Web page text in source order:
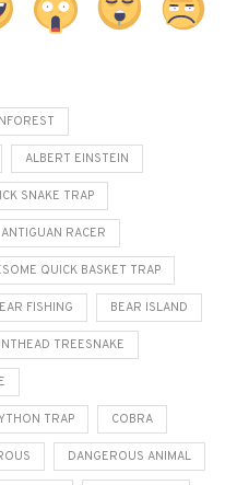
ALBERT EINSTEIN
SNAKE TRAP
ANTIGUAN RACER
QUICK BASKET TRAP
FISHING BEAR ISLAND
TREESNAKE
TRAP COBRA
DANGEROUS ANIMAL